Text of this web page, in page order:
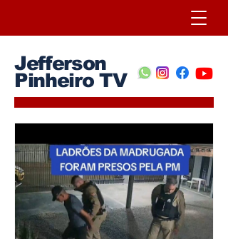
Jefferson
Pinheiro TV